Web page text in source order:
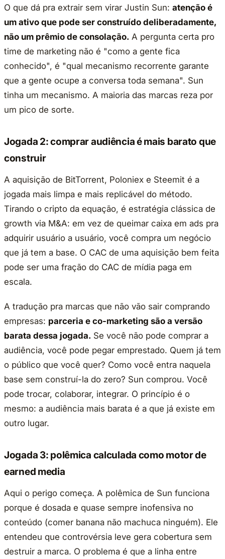
O que dá pra extrair sem virar Justin Sun: atenção é
um ativo que pode ser construído deliberadamente,
não um prêmio de consolação. A pergunta certa pro
time de marketing não é "como a gente fica
conhecido", é "qual mecanismo recorrente garante
que a gente ocupe a conversa toda semana". Sun
tinha um mecanismo. A maioria das marcas reza por
um pico de sorte.
Jogada 2: comprar audiência é mais barato que
construir
A aquisição de BitTorrent, Poloniex e Steemit é a
jogada mais limpa e mais replicável do método.
Tirando o cripto da equação, é estratégia clássica de
growth via M&A: em vez de queimar caixa em ads pra
adquirir usuário a usuário, você compra um negócio
que já tem a base. O CAC de uma aquisição bem feita
pode ser uma fração do CAC de mídia paga em
escala.
A tradução pra marcas que não vão sair comprando
empresas: parceria e co-marketing são a versão
barata dessa jogada. Se você não pode comprar a
audiência, você pode pegar emprestado. Quem já tem
o público que você quer? Como você entra naquela
base sem construí-la do zero? Sun comprou. Você
pode trocar, colaborar, integrar. O princípio é o
mesmo: a audiência mais barata é a que já existe em
outro lugar.
Jogada 3: polêmica calculada como motor de
earned media
Aqui o perigo começa. A polêmica de Sun funciona
porque é dosada e quase sempre inofensiva no
conteúdo (comer banana não machuca ninguém). Ele
entendeu que controvérsia leve gera cobertura sem
destruir a marca. O problema é que a linha entre